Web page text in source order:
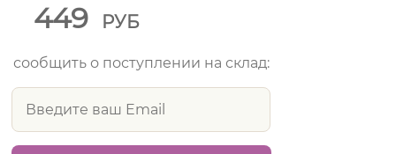
449 РУБ
сообщить о поступлении на склад: